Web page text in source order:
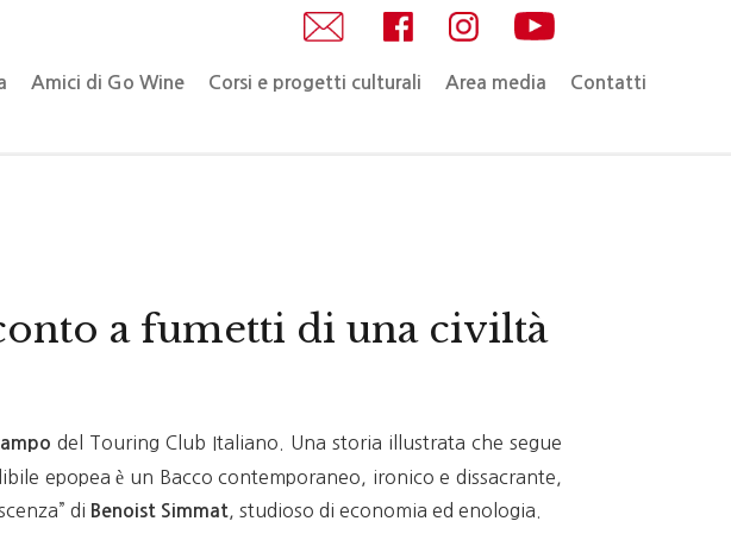
Amici di Go Wine Corsi e progetti culturali Area media Contatti
a fumetti di una civiltà
del Touring Club Italiano. Una storia illustrata che segue
epopea è un Bacco contemporaneo, ironico e dissacrante,
di Benoist Simmat , studioso di economia ed enologia.